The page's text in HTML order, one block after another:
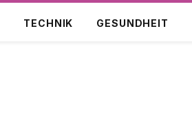
TECHNIK GESUNDHEIT